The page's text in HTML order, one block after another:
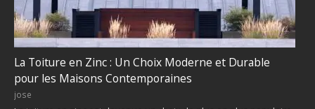
La Toiture en Zinc : Un Choix Moderne et Durable
pour les Maisons Contemporaines
jose